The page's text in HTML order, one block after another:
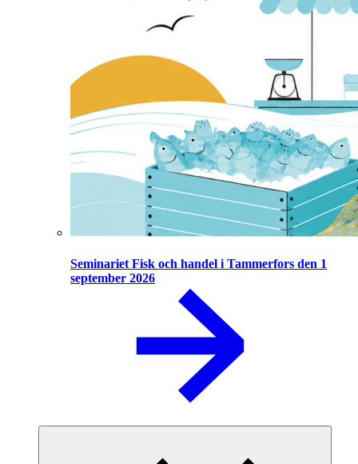
Seminariet Fisk och handel i Tammerfors den 1
september 2026